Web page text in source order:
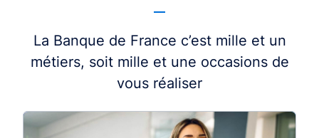
La Banque de France c’est mille et un
métiers, soit mille et une occasions de
vous réaliser